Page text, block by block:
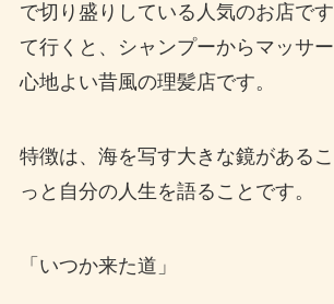
で切り盛りしている人気のお店で
て行くと、シャンプーからマッサ
心地よい昔風の理髪店です。
特徴は、海を写す大きな鏡がある
っと自分の人生を語ることです。
「いつか来た道」